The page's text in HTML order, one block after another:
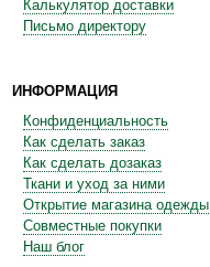
Калькулятор доставки
Письмо директору
ИНФОРМАЦИЯ
Конфиденциальность
Как сделать заказ
Как сделать дозаказ
Ткани и уход за ними
Открытие магазина одежды
Совместные покупки
Наш блог